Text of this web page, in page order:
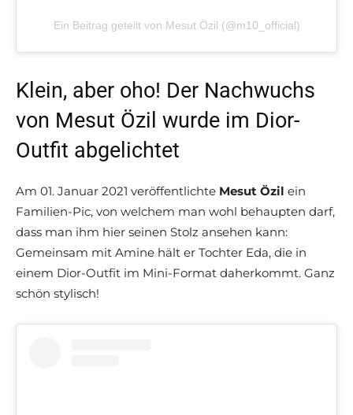
Ein Beitrag geteilt von Mesut Özil (@m10_official)
Klein, aber oho! Der Nachwuchs
von Mesut Özil wurde im Dior-
Outfit abgelichtet
Am 01. Januar 2021 veröffentlichte Mesut Özil ein
Familien-Pic, von welchem man wohl behaupten darf,
dass man ihm hier seinen Stolz ansehen kann:
Gemeinsam mit Amine hält er Tochter Eda, die in
einem Dior-Outfit im Mini-Format daherkommt. Ganz
schön stylisch!